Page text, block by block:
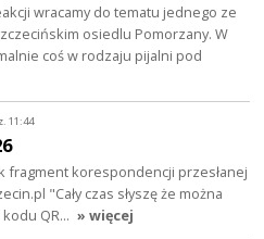
wracamy do tematu jednego ze
osiedlu Pomorzany. W
coś w rodzaju pijalni pod
11:44
fragment korespondencji przesłanej
"Cały czas słyszę że można
QR… » więcej